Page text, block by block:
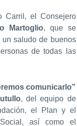
Carril, el Consejero
Martoglio, que se
saludo de buenos
de todas las
comunicarlo”
, del equipo de
el Plan y el
así como el